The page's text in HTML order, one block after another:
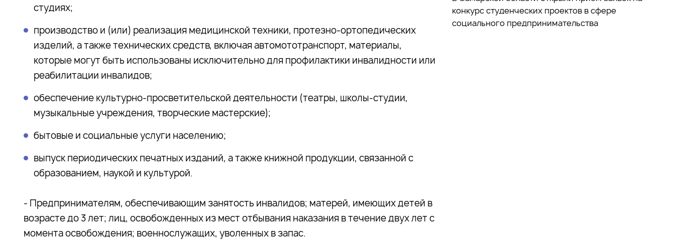
студиях;
производство и (или) реализация медицинской техники, протезно-ортопедических
изделий, а также технических средств, включая автомототранспорт, материалы,
которые могут быть использованы исключительно для профилактики инвалидности или
реабилитации инвалидов;
обеспечение культурно-просветительской деятельности (театры, школы-студии,
музыкальные учреждения, творческие мастерские);
бытовые и социальные услуги населению;
выпуск периодических печатных изданий, а также книжной продукции, связанной с
образованием, наукой и культурой.
- Предпринимателям, обеспечивающим занятость инвалидов; матерей, имеющих детей в
возрасте до 3 лет; лиц, освобожденных из мест отбывания наказания в течение двух лет с
момента освобождения; военнослужащих, уволенных в запас.
конкурс студенческих проектов в сфере
социального предпринимательства